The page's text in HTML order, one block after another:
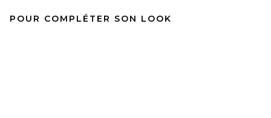
POUR COMPLÉTER SON LOOK